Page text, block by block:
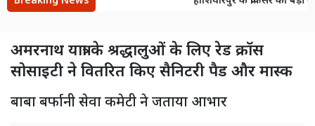
अमरनाथ यात्रा के श्रद्धालुओं के लिए रेड क्रॉस
सोसाइटी ने वितरित किए सैनिटरी पैड और मास्क
बाबा बर्फानी सेवा कमेटी ने जताया आभार